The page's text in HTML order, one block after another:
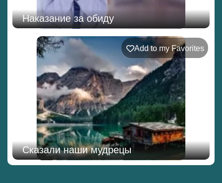
Наказание за обиду
Add to my Favorites
Сказали наши мудрецы